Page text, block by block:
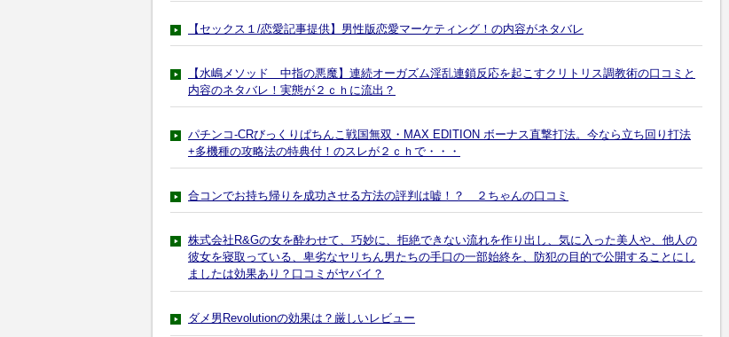
【セックス１/恋愛記事提供】男性版恋愛マーケティング！の内容がネタバレ
【水嶋メソッド 中指の悪魔】連続オーガズム淫乱連鎖反応を起こすクリトリス調教術の口コミと
内容のネタバレ！実態が２ｃｈに流出？
パチンコ-CRびっくりぱちんこ戦国無双・MAX EDITION ボーナス直撃打法。今なら立ち回り打法
+多機種の攻略法の特典付！のスレが２ｃｈで・・・
合コンでお持ち帰りを成功させる方法の評判は嘘！？ ２ちゃんの口コミ
株式会社R&Gの女を酔わせて、巧妙に、拒絶できない流れを作り出し、気に入った美人や、他人の
彼女を寝取っている、卑劣なヤリちん男たちの手口の一部始終を、防犯の目的で公開することにし
ましたは効果あり？口コミがヤバイ？
ダメ男Revolutionの効果は？厳しいレビュー